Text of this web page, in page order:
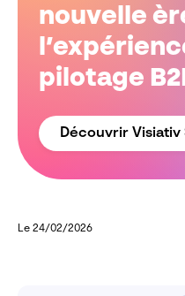
nouvelle
pilotage
Découvrir
Le 24/02/2026